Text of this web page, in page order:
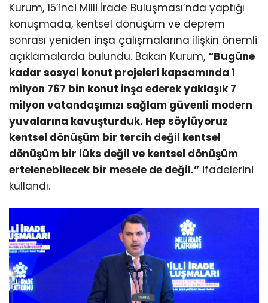
Kurum, 15’inci Milli İrade Buluşması’nda yaptığı
konuşmada, kentsel dönüşüm ve deprem
sonrası yeniden inşa çalışmalarına ilişkin önemli
açıklamalarda bulundu. Bakan Kurum, “Bugüne
kadar sosyal konut projeleri kapsamında 1
milyon 767 bin konut inşa ederek yaklaşık 7
milyon vatandaşımızı sağlam güvenli modern
yuvalarına kavuşturduk. Hep söylüyoruz
kentsel dönüşüm bir tercih değil kentsel
dönüşüm bir lüks değil ve kentsel dönüşüm
ertelenebilecek bir mesele de değil.” ifadelerini
kullandı.